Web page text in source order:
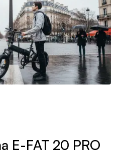
E-FAT 20 PRO